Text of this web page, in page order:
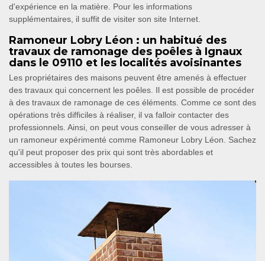
d'expérience en la matière. Pour les informations
supplémentaires, il suffit de visiter son site Internet.
Ramoneur Lobry Léon : un habitué des
travaux de ramonage des poêles à Ignaux
dans le 09110 et les localités avoisinantes
Les propriétaires des maisons peuvent être amenés à effectuer
des travaux qui concernent les poêles. Il est possible de procéder
à des travaux de ramonage de ces éléments. Comme ce sont des
opérations très difficiles à réaliser, il va falloir contacter des
professionnels. Ainsi, on peut vous conseiller de vous adresser à
un ramoneur expérimenté comme Ramoneur Lobry Léon. Sachez
qu'il peut proposer des prix qui sont très abordables et
accessibles à toutes les bourses.